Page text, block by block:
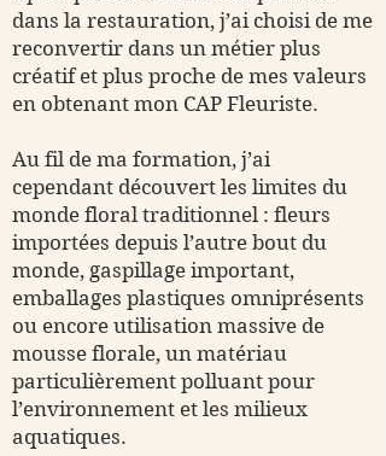
dans la restauration, j’ai choisi de me
reconvertir dans un métier plus
créatif et plus proche de mes valeurs
en obtenant mon CAP Fleuriste.
Au fil de ma formation, j’ai
cependant découvert les limites du
monde floral traditionnel : fleurs
importées depuis l’autre bout du
monde, gaspillage important,
emballages plastiques omniprésents
ou encore utilisation massive de
mousse florale, un matériau
particulièrement polluant pour
l’environnement et les milieux
aquatiques.